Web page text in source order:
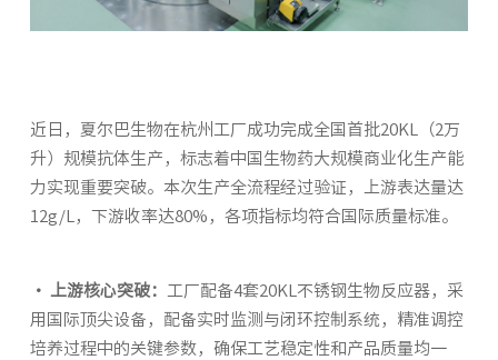
近日，夏尔巴生物在杭州工厂成功完成全国首批20KL（2万
升）规模抗体生产，标志着中国生物药大规模商业化生产能
力实现重要突破。本次生产全流程经过验证，上游表达量达
12g/L，下游收率达80%，各项指标均符合国际质量标准。
· 上游核心突破： 工厂配备4套20KL不锈钢生物反应器，采
用国际顶尖设备，配备实时监测与闭环控制系统，精准调控
培养过程中的关键参数，确保工艺稳定性和产品质量均一